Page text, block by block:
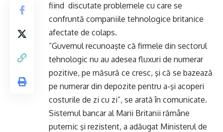
fiind discutate problemele cu care se
confruntă companiile tehnologice britanice
afectate de colaps.
”Guvernul recunoaşte că firmele din sectorul
tehnologic nu au adesea fluxuri de numerar
pozitive, pe măsură ce cresc, şi că se bazează
pe numerar din depozite pentru a-şi acoperi
costurile de zi cu zi”, se arată în comunicate.
Sistemul bancar al Marii Britanii rămâne
puternic şi rezistent, a adăugat Ministerul de